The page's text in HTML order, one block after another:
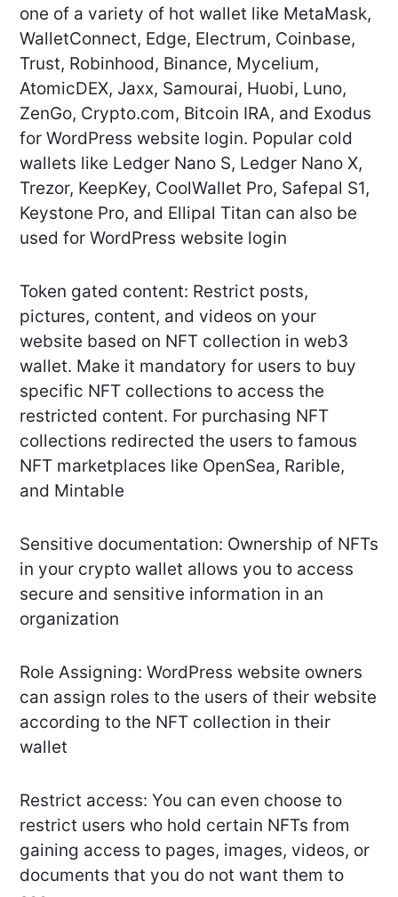
one of a variety of hot wallet like MetaMask,
WalletConnect, Edge, Electrum, Coinbase,
Trust, Robinhood, Binance, Mycelium,
AtomicDEX, Jaxx, Samourai, Huobi, Luno,
ZenGo, Crypto.com, Bitcoin IRA, and Exodus
for WordPress website login. Popular cold
wallets like Ledger Nano S, Ledger Nano X,
Trezor, KeepKey, CoolWallet Pro, Safepal S1,
Keystone Pro, and Ellipal Titan can also be
used for WordPress website login
Token gated content: Restrict posts,
pictures, content, and videos on your
website based on NFT collection in web3
wallet. Make it mandatory for users to buy
specific NFT collections to access the
restricted content. For purchasing NFT
collections redirected the users to famous
NFT marketplaces like OpenSea, Rarible,
and Mintable
Sensitive documentation: Ownership of NFTs
in your crypto wallet allows you to access
secure and sensitive information in an
organization
Role Assigning: WordPress website owners
can assign roles to the users of their website
according to the NFT collection in their
wallet
Restrict access: You can even choose to
restrict users who hold certain NFTs from
gaining access to pages, images, videos, or
documents that you do not want them to